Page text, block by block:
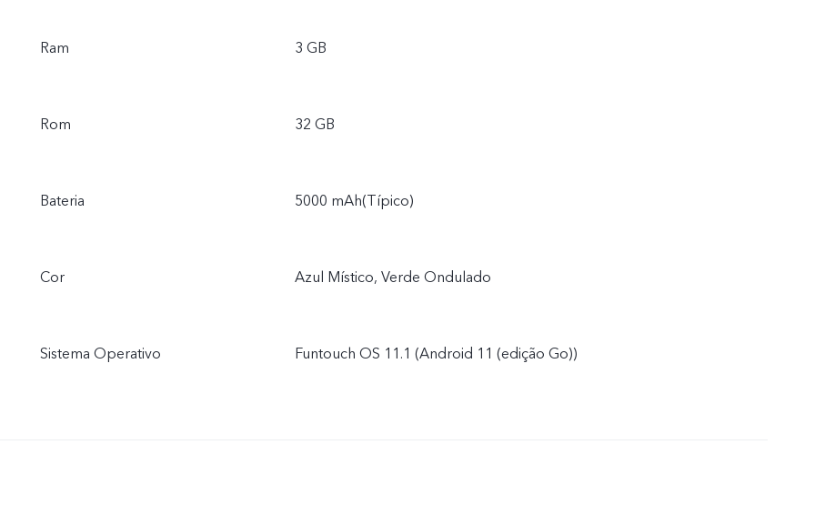
Ram 3 GB
Rom 32 GB
Bateria 5000 mAh(Típico)
Cor Azul Místico, Verde Ondulado
Sistema Operativo Funtouch OS 11.1 (Android 11 (edição Go))